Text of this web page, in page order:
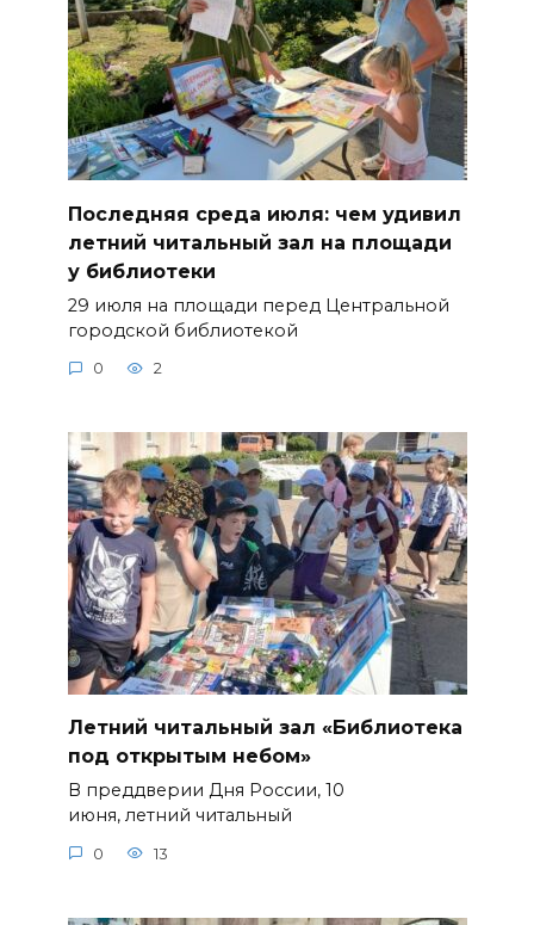
Последняя среда июля: чем удивил
летний читальный зал на площади
у библиотеки
29 июля на площади перед Центральной
городской библиотекой
0 2
Летний читальный зал «Библиотека
под открытым небом»
В преддверии Дня России, 10
июня, летний читальный
0 13